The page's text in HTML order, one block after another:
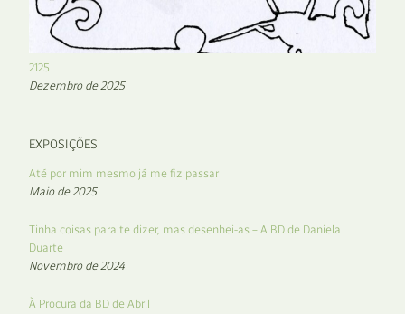
2125
Dezembro de 2025
EXPOSIÇÕES
Até por mim mesmo já me fiz passar
Maio de 2025
Tinha coisas para te dizer, mas desenhei-as – A BD de Daniela
Duarte
Novembro de 2024
À Procura da BD de Abril